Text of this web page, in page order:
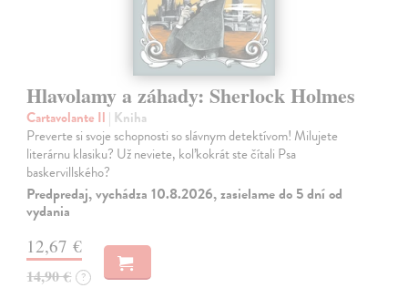
Hlavolamy a záhady: Sherlock Holmes
Cartavolante Il | Kniha
Preverte si svoje schopnosti so slávnym detektívom! Milujete
literárnu klasiku? Už neviete, koľkokrát ste čítali Psa
baskervillského?
Predpredaj, vychádza 10.8.2026, zasielame do 5 dní od
vydania
12,67 €
14,90 € ?